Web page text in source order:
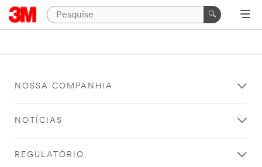
NOSSA COMPANHIA
NOTÍCIAS
REGULATÓRIO